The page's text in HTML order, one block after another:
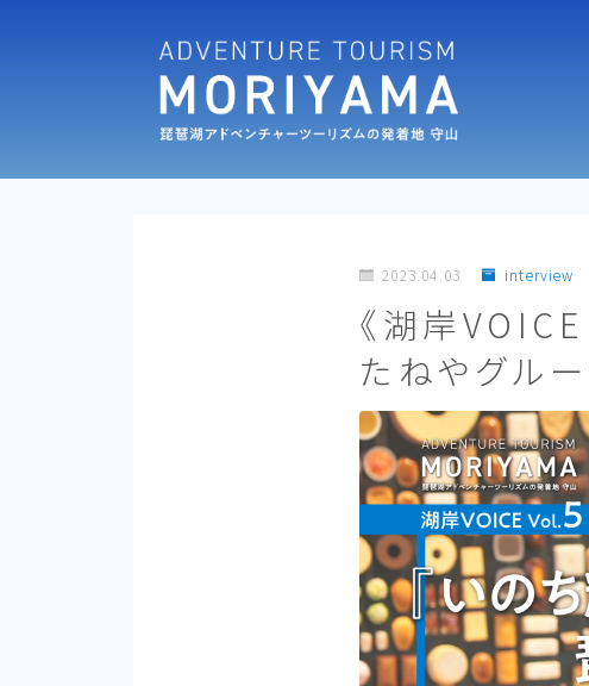
2023.04.03 interview
《湖岸VOICE
たねやグル